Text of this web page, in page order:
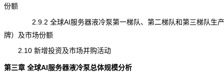
份额
2.9.2 全球AI服务器液冷泵第一梯队、第二梯队和第三梯队生产
牌）及市场份额
2.10 新增投资及市场并购活动
第三章 全球AI服务器液冷泵总体规模分析